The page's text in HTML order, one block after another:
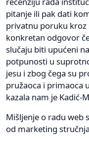
pitanje ili pak dati
privatnu poruku
konkretan odgovor
slučaju biti upućeni
potpunosti u
jesu i zbog čega su
pružaoca i primaoca
kazala nam je Kadić-
Mišljenje o radu web
od marketing